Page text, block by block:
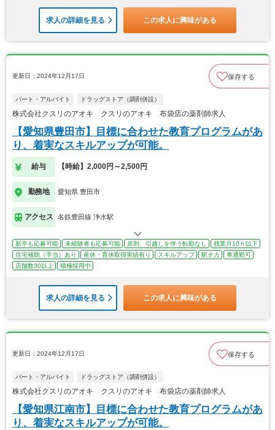
求人の詳細を見る この求人に興味がある
更新日：2024年12月17日 保存する
パート・アルバイト ドラッグストア（調剤併設）
株式会社クスリのアオキ クスリのアオキ 布袋店の薬剤師求人
【愛知県豊田市】目標に合わせた教育プログラムがあ
り、着実なスキルアップが可能。
給与 【時給】2,000円～2,500円
勤務地 愛知県 豊田市
アクセス 名鉄豊田線 浄水駅
新卒も応募可能 未経験者も応募可能 原則、引越しを伴う転勤なし
残業月10ｈ以下
住宅補助（手当）あり
産休・育休取得実績有り スキルアップ 駅チカ
車通勤可
店舗数30以上
積極採用中
求人の詳細を見る この求人に興味がある
更新日：2024年12月17日 保存する
パート・アルバイト ドラッグストア（調剤併設）
株式会社クスリのアオキ クスリのアオキ 布袋店の薬剤師求人
【愛知県江南市】目標に合わせた教育プログラムがあ
り、着実なスキルアップが可能。